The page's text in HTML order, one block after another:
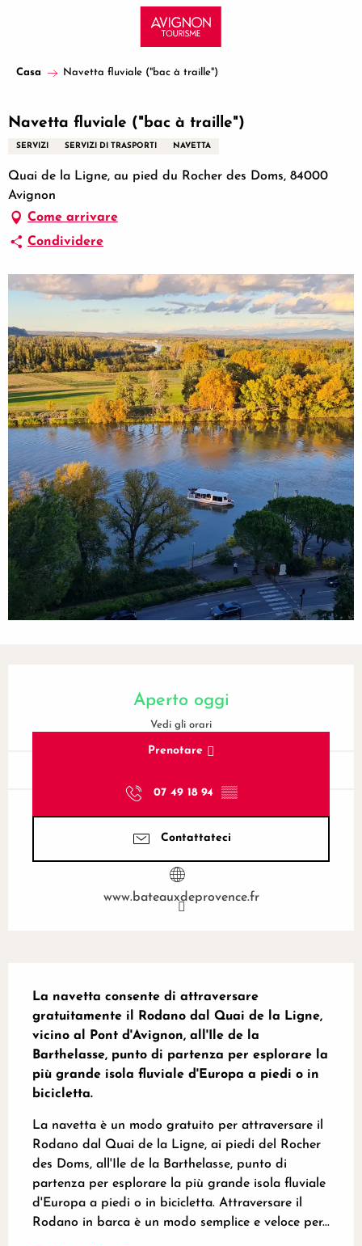
principal
Casa Navetta fluviale ("bac à traille")
Navetta fluviale ("bac à traille")
SERVIZI SERVIZI DI TRASPORTI NAVETTA
Quai de la Ligne, au pied du Rocher des Doms, 84000
Avignon
Come arrivare
Condividere
Aperto oggi
Vedi gli orari
Prenotare
07 49 18 94 ▒▒
Contattateci
www.bateauxdeprovence.fr
La navetta consente di attraversare
gratuitamente il Rodano dal Quai de la Ligne,
vicino al Pont d'Avignon, all'Ile de la
Barthelasse, punto di partenza per esplorare la
più grande isola fluviale d'Europa a piedi o in
bicicletta.
La navetta è un modo gratuito per attraversare il
Rodano dal Quai de la Ligne, ai piedi del Rocher
des Doms, all'Ile de la Barthelasse, punto di
partenza per esplorare la più grande isola fluviale
d'Europa a piedi o in bicicletta. Attraversare il
Rodano in barca è un modo semplice e veloce per...